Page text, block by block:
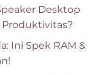
Desktop
Ini Spek RAM &